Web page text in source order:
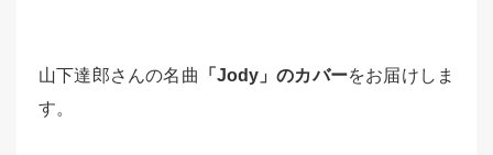
山下達郎さんの名曲 「Jody」のカバーをお届けしま
す。